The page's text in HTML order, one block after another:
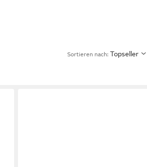
Sortieren nach: Topseller